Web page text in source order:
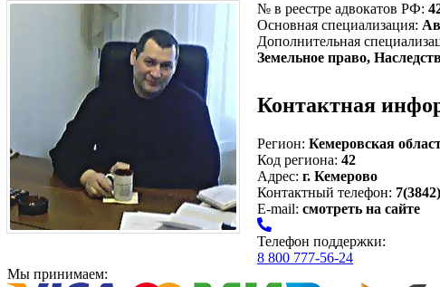
№ в реестре адвокатов РФ:
Основная специализация:
Дополнительная
Земельное право,
Контактная
Регион: Кемеровская
Код региона: 42
Адрес: г. Кемерово
Контактный телефон:
E-mail: смотреть на сайте
Телефон поддержки:
8 800 777-56-24
Мы принимаем: